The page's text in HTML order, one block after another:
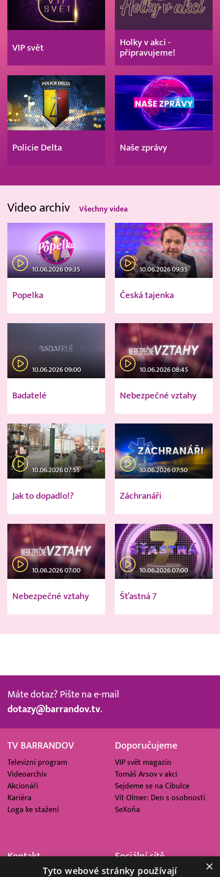
VIP svět
Holky v akci -
připravujeme!
Policie Delta Naše zprávy
Video archiv Všechny videa
10.06.2026 09:35
Popelka
10.06.2026 09:35
Česká tajenka
10.06.2026 09:00
Badatelé
10.06.2026 08:45
Nebezpečné vztahy
10.06.2026 07:55
Jak to dopadlo!?
10.06.2026 07:50
Záchranáři
10.06.2026 07:00
Nebezpečné vztahy
10.06.2026 07:00
Šťastná 7
Máte dotaz? Pište na e-mail
dotazy@barrandov.tv.
TV BARRANDOV
Televizní program
Videoarchiv
Akcionáři
Kariéra
Loga ke stažení
Doporučujeme
VIP svět magazín
Tomáš Arsov v akci
Sejdeme se na Cibulce
Vít Olmer: Den s osobností
SeXoňa
Kontakt
Barrandov Televizní Studio,
Sociální sítě
×
Tyto webové stránky používají